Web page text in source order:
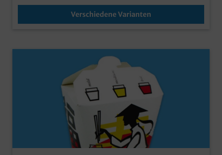
Verschiedene Varianten